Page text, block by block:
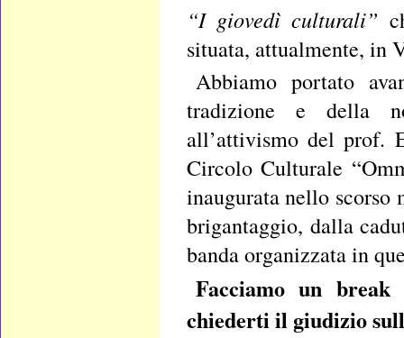
“I giovedì culturali”
situata, attualmente, in
Abbiamo portato
tradizione e della
all’attivismo del prof.
Circolo Culturale
inaugurata nello scorso
brigantaggio, dalla
banda organizzata in
Facciamo un
chiederti il giudizio